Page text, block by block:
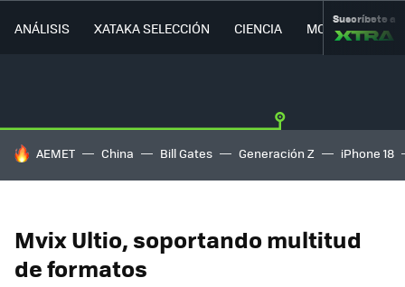
ANÁLISIS XATAKA SELECCIÓN CIENCIA MOVILIDAD
Suscríbete a
HOY SE HABLA DE
AEMET China Bill Gates Generación Z iPhone 18
Mvix Ultio, soportando multitud
de formatos